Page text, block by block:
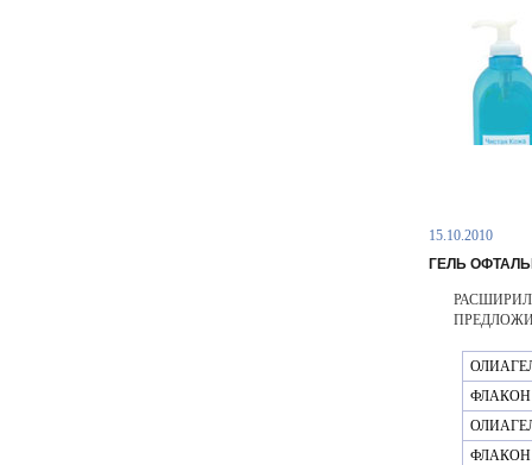
15.10.2010
ГЕЛЬ
ФЛАКОН
ФЛАКОН